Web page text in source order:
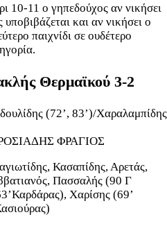
10-11 ο γηπεδούχος αν νικήσει
και αν νικήσει ο
παιχνίδι σε ουδέτερο
Θερμαϊκού 3-2
(72’, 83’)/Χαραλαμπίδης
ΦΡΑΓΙΟΣ
Κασαπίδης, Αρετάς,
Πασσαλής (90 Γ
Χαρίσης (69’